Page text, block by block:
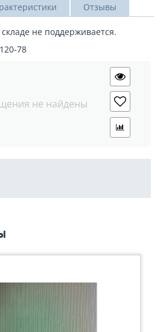
Отзывы
не поддерживается.
78
не найдены